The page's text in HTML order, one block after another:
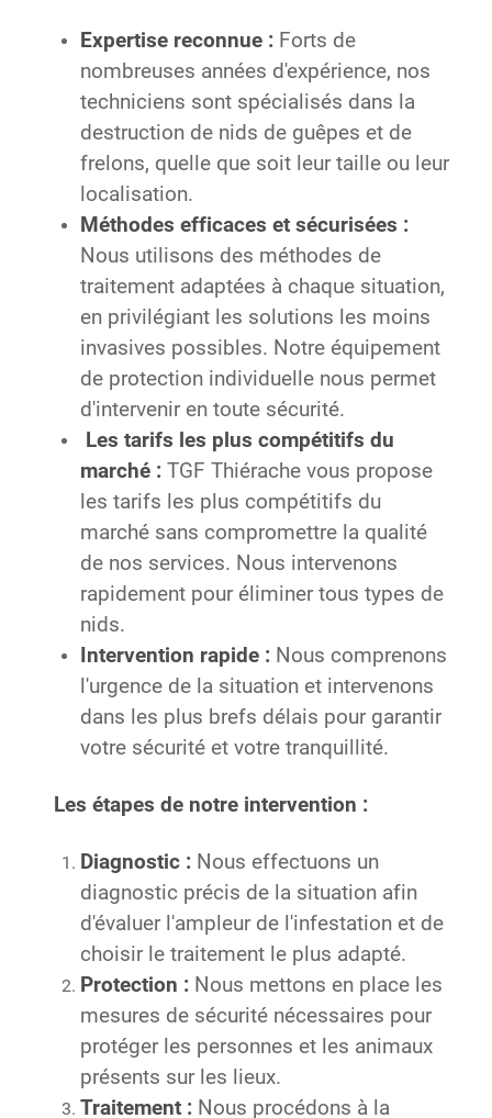
Expertise reconnue : Forts de
nombreuses années d'expérience, nos
techniciens sont spécialisés dans la
destruction de nids de guêpes et de
frelons, quelle que soit leur taille ou leur
localisation.
Méthodes efficaces et sécurisées :
Nous utilisons des méthodes de
traitement adaptées à chaque situation,
en privilégiant les solutions les moins
invasives possibles. Notre équipement
de protection individuelle nous permet
d'intervenir en toute sécurité.
Les tarifs les plus compétitifs du
marché : TGF Thiérache vous propose
les tarifs les plus compétitifs du
marché sans compromettre la qualité
de nos services. Nous intervenons
rapidement pour éliminer tous types de
nids.
Intervention rapide : Nous comprenons
l'urgence de la situation et intervenons
dans les plus brefs délais pour garantir
votre sécurité et votre tranquillité.
Les étapes de notre intervention :
Diagnostic : Nous effectuons un
diagnostic précis de la situation afin
d'évaluer l'ampleur de l'infestation et de
choisir le traitement le plus adapté.
Protection : Nous mettons en place les
mesures de sécurité nécessaires pour
protéger les personnes et les animaux
présents sur les lieux.
Traitement : Nous procédons à la